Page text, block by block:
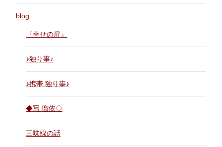
blog
『幸せの扉』
♪独り事♪
♪携帯 独り事♪
◆写 瑠依◇
三味線の話